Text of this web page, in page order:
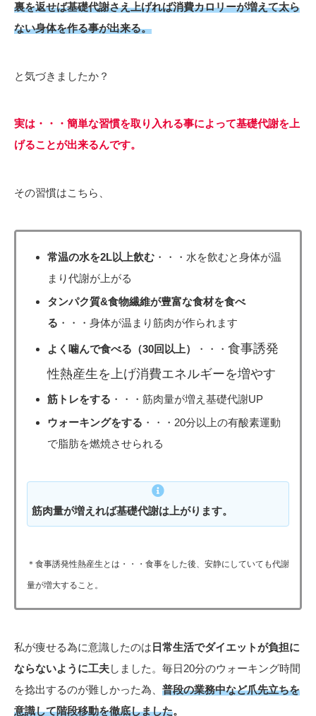
裏を返せば基礎代謝さえ上げれば消費カロリーが増えて太ら
ない身体を作る事が出来る。
と気づきましたか？
実は・・・簡単な習慣を取り入れる事によって基礎代謝を上
げることが出来るんです。
その習慣はこちら、
常温の水を2L以上飲む ・・・水を飲むと身体が温
まり代謝が上がる
タンパク質&食物繊維が豊富な食材を食べ
る ・・・身体が温まり筋肉が作られます
よく噛んで食べる（30回以上） ・・・ 食事誘発
性熱産生を上げ消費エネルギーを増やす
筋トレをする ・・・筋肉量が増え基礎代謝UP
ウォーキングをする ・・・20分以上の有酸素運動
で脂肪を燃焼させられる
筋肉量が増えれば基礎代謝は上がります。
＊ 食事誘発性熱産生とは・・・食事をした後、安静にしていても代謝
量が増大すること。
私が痩せる為に意識したのは 日常生活でダイエットが負担に
ならないように工夫しました。毎日20分のウォーキング時間
を捻出するのが難しかった為、 普段の業務中など爪先立ちを
意識して階段移動を徹底しました。